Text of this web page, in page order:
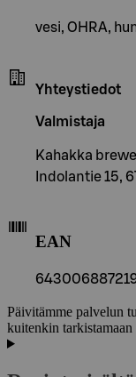
vesi, OHRA,
Yhteystiedot
Valmistaja
Kahakka
Indolantie 15,
EAN
Päivitämme palvelun
kuitenkin tarkistamaan